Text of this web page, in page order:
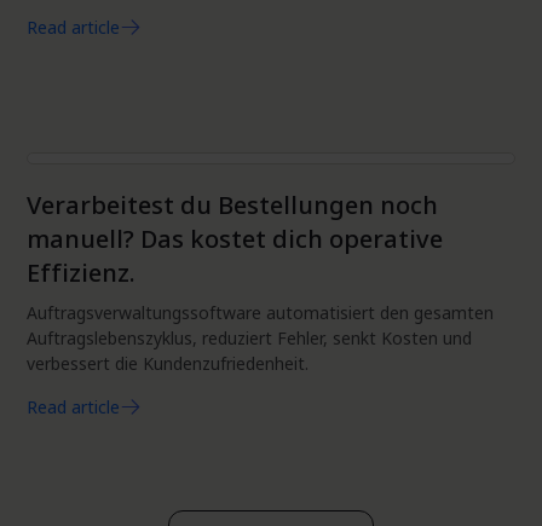
Read article
Verarbeitest du Bestellungen noch
manuell? Das kostet dich operative
Effizienz.
Auftragsverwaltungssoftware automatisiert den gesamten
Auftragslebenszyklus, reduziert Fehler, senkt Kosten und
verbessert die Kundenzufriedenheit.
Read article